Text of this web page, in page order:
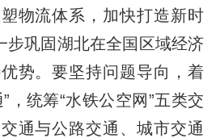
物流体系，加快打造新时
步巩固湖北在全国区域经济
势。要坚持问题导向，着
，统筹“水铁公空网”五类交
通与公路交通、城市交通